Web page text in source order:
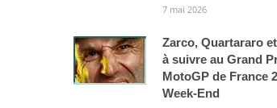
7 mai 2026
Zarco, Quartararo
à suivre au Grand
MotoGP de France
Week-End